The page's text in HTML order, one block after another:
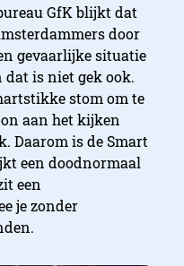
GfK blijkt dat
door
gevaarlijke situatie
dat is niet gek ook.
stom om te
aan het kijken
Daarom is de Smart
een doodnormaal
een
je zonder